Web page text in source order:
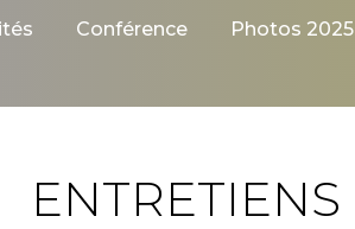
Conférence Photos 2025
ENTRETIENS